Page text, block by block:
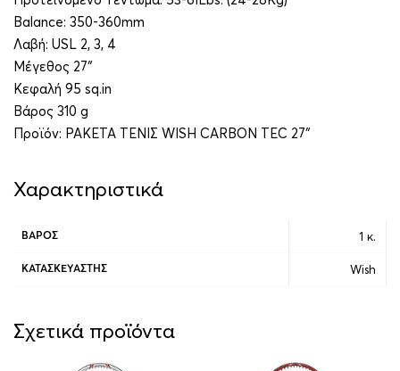
Balance: 350-360mm
Λαβή: USL 2, 3, 4
Μέγεθος 27″
Κεφαλή 95 sq.in
Βάρος 310 g
Προϊόν: ΡΑΚΕΤΑ ΤΕΝΙΣ WISH CARBON TEC 27″
Χαρακτηριστικά
ΒΆΡΟΣ 1 κ.
ΚΑΤΑΣΚΕΥΑΣΤΉΣ Wish
Σχετικά προϊόντα